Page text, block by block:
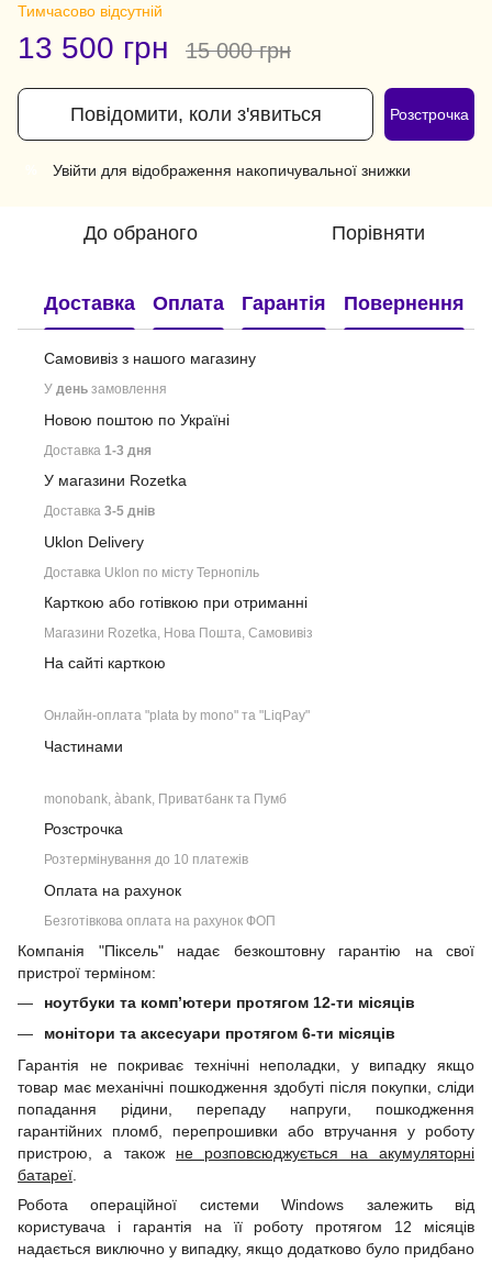
Тимчасово відсутній
13 500 грн 15 000 грн
Повідомити, коли з'явиться Розстрочка
Увійти для відображення накопичувальної знижки
До обраного Порівняти
Доставка Оплата Гарантія Повернення
Самовивіз з нашого магазину
У день замовлення
Новою поштою по Україні
Доставка 1-3 дня
У магазини Rozetka
Доставка 3-5 днів
Uklon Delivery
Доставка Uklon по місту Тернопіль
Карткою або готівкою при отриманні
Магазини Rozetka, Нова Пошта, Самовивіз
На сайті карткою
Онлайн-оплата "plata by mono" та "LiqPay"
Частинами
monobank, àbank, Приватбанк та Пумб
Розстрочка
Розтермінування до 10 платежів
Оплата на рахунок
Безготівкова оплата на рахунок ФОП
Компанія "Піксель" надає безкоштовну гарантію на свої
пристрої терміном:
ноутбуки та комп’ютери протягом 12-ти місяців
монітори та аксесуари протягом 6-ти місяців
Гарантія не покриває технічні неполадки, у випадку якщо
товар має механічні пошкодження здобуті після покупки, сліди
попадання рідини, перепаду напруги, пошкодження
гарантійних пломб, перепрошивки або втручання у роботу
пристрою, а також не розповсюджується на акумуляторні
батареї
Робота операційної системи Windows залежить від
користувача і гарантія на її роботу протягом 12 місяців
надається виключно у випадку, якщо додатково було придбано